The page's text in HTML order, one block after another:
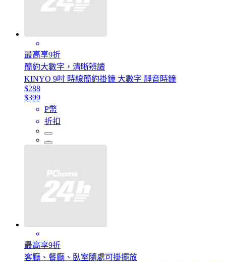
最高享9折
簡約大數字，清晰辨讀
KINYO 9吋 時線簡約掛鐘 大數字 靜音時鐘
$288
$399
P幣
折扣
最高享9折
客廳、餐廳、臥室隨處可掛擺放